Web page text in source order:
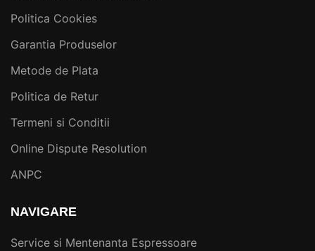
Politica Cookies
Garantia Produselor
Metode de Plata
Politica de Retur
Termeni si Conditii
Online Dispute Resolution
ANPC
NAVIGARE
Service si Mentenanta Espressoare